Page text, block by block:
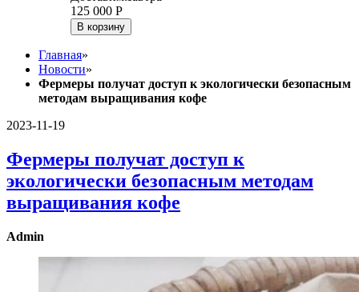
125 000 Р
В корзину
Главная»
Новости»
Фермеры получат доступ к экологически безопасным
методам выращивания кофе
2023-11-19
Фермеры получат доступ к
экологически безопасным методам
выращивания кофе
Admin